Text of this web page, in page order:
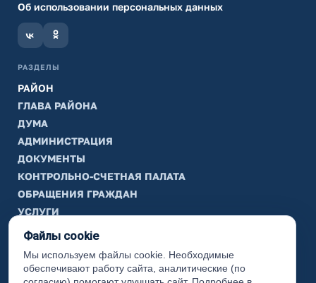
Об использовании персональных данных
РАЗДЕЛЫ
РАЙОН
ГЛАВА РАЙОНА
ДУМА
АДМИНИСТРАЦИЯ
ДОКУМЕНТЫ
КОНТРОЛЬНО-СЧЕТНАЯ ПАЛАТА
ОБРАЩЕНИЯ ГРАЖДАН
УСЛУГИ
ТИК
ИНФОРМАЦИЯ
Законодательная карта
Файлы cookie
Мы используем файлы cookie. Необходимые
обеспечивают работу сайта, аналитические (по